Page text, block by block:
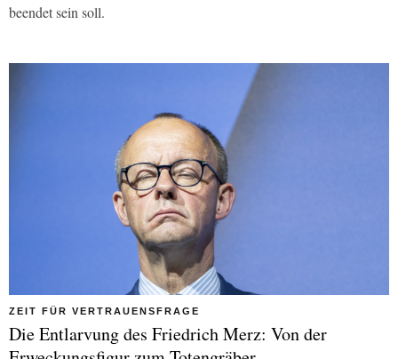
beendet sein soll.
ZEIT FÜR VERTRAUENSFRAGE
Die Entlarvung des Friedrich Merz: Von der